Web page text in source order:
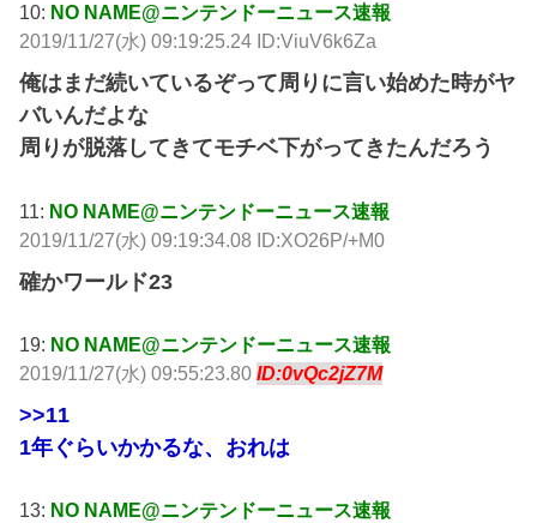
10: NO NAME@ニンテンドーニュース速報
2019/11/27(水) 09:19:25.24 ID:ViuV6k6Za
俺はまだ続いているぞって周りに言い始めた時がヤ
バいんだよな
周りが脱落してきてモチベ下がってきたんだろう
11: NO NAME@ニンテンドーニュース速報
2019/11/27(水) 09:19:34.08 ID:XO26P/+M0
確かワールド23
19: NO NAME@ニンテンドーニュース速報
2019/11/27(水) 09:55:23.80ID:0vQc2jZ7M
>>11
1年ぐらいかかるな、おれは
13: NO NAME@ニンテンドーニュース速報